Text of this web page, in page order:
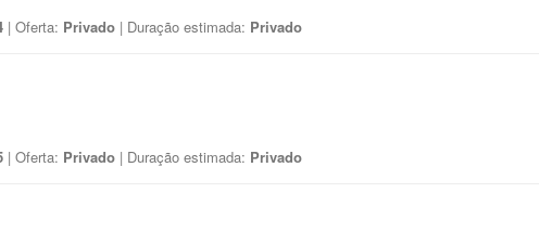
| Oferta: Privado | Duração estimada: Privado
| Oferta: Privado | Duração estimada: Privado